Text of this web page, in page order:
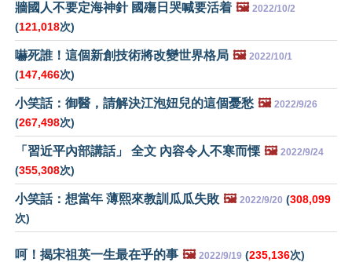
牆國人不要定海神針 國殤日哭喊要活着 🖼️ 2022/10/2
(121,018次)
嚇死誰！這個新創技術將改變世界格局 🖼️ 2022/10/1
(147,466次)
小笑話：御醫，請解決江泡妞兒的這個憂愁 🖼️ 2022/9/26
(267,498次)
「習近平內部講話」 全文 內容令人不寒而慄 🖼️ 2022/9/24
(355,308次)
小笑話：想當年 薄熙來教訓瓜瓜失敗 🖼️ 2022/9/20 (308,099
次)
呵！揭宋祖英一生最在乎的事 🖼️ 2022/9/19 (235,136次)